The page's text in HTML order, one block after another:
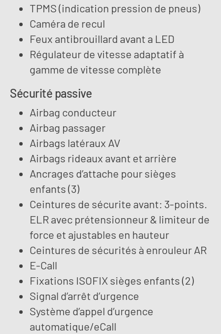
TPMS (indication pression de pneus)
Caméra de recul
Feux antibrouillard avant a LED
Régulateur de vitesse adaptatif à
gamme de vitesse complète
Sécurité passive
Airbag conducteur
Airbag passager
Airbags latéraux AV
Airbags rideaux avant et arrière
Ancrages d’attache pour sièges
enfants (3)
Ceintures de sécurite avant: 3-points.
ELR avec prétensionneur & limiteur de
force et ajustables en hauteur
Ceintures de sécurités à enrouleur AR
E-Call
Fixations ISOFIX sièges enfants (2)
Signal d’arrêt d’urgence
Système d’appel d’urgence
automatique/eCall